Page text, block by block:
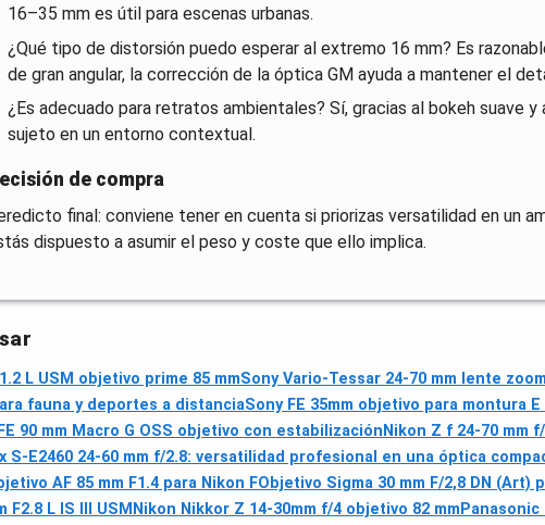
16–35 mm es útil para escenas urbanas.
¿Qué tipo de distorsión puedo esperar al extremo 16 mm? Es
de gran angular, la corrección de la óptica GM ayuda a mantener el
¿Es adecuado para retratos ambientales? Sí, gracias al bokeh suave
sujeto en un entorno contextual.
de compra
final: conviene tener en cuenta si priorizas versatilidad en un
dispuesto a asumir el peso y coste que ello implica.
L USM objetivo prime 85 mmSony Vario-Tessar 24-70 mm lente
fauna y deportes a distanciaSony FE 35mm objetivo para montura E
90 mm Macro G OSS objetivo con estabilizaciónNikon Z f 24‑70 mm
S-E2460 24-60 mm f/2.8: versatilidad profesional en una óptica
AF 85 mm F1.4 para Nikon FObjetivo Sigma 30 mm F/2,8 DN (Art)
F2.8 L IS III USMNikon Nikkor Z 14-30mm f/4 objetivo 82 mmPanasonic